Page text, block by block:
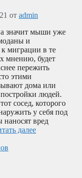
от admin
значит мыши уже
и
миграции в те
мнению, будет
пережить
этими
дома или
людей.
сосед, которого
у себя под
вред
далее